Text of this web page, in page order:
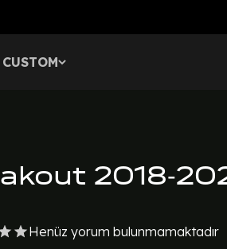
2018-
Henüz yorum bulunmamaktadır